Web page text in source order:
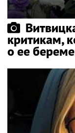
критикам,
о ее